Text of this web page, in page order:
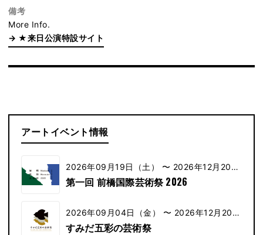
備考
More Info.
★来日公演特設サイト
アートイベント情報
2026年09月19日（土） 〜 2026年12月20日
（土）
第一回 前橋国際芸術祭 2026
2026年09月04日（金） 〜 2026年12月20日
（金）
すみだ五彩の芸術祭